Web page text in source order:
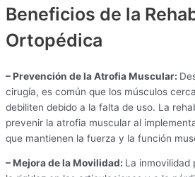
Beneficios de la
Ortopédica
– Prevención de la Atrofia Muscular:
cirugía, es común que los músculos
debiliten debido a la falta de uso. La
prevenir la atrofia muscular al
que mantienen la fuerza y la función
– Mejora de la Movilidad: La inmovilidad